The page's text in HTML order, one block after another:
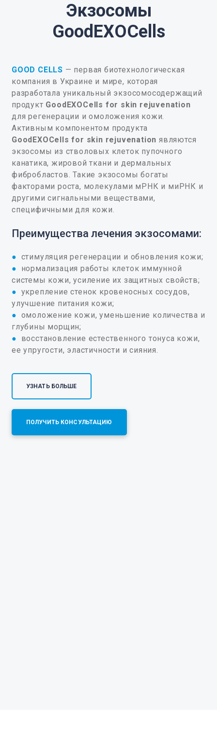
Экзосомы
GoodEXOCells
GOOD CELLS — первая биотехнологическая
компания в Украине и мире, которая
разработала уникальный экзосомосодержащий
продукт GoodEXOCells for skin rejuvenation
для регенерации и омоложения кожи.
Активным компонентом продукта
GoodEXOCells for skin rejuvenation являются
экзосомы из стволовых клеток пупочного
канатика, жировой ткани и дермальных
фибробластов. Такие экзосомы богаты
факторами роста, молекулами мРНК и миРНК и
другими сигнальными веществами,
специфичными для кожи.
Преимущества лечения экзосомами:
● стимуляция регенерации и обновления кожи;
● нормализация работы клеток иммунной
системы кожи, усиление их защитных свойств;
● укрепление стенок кровеносных сосудов,
улучшение питания кожи;
● омоложение кожи, уменьшение количества и
глубины морщин;
● восстановление естественного тонуса кожи,
ее упругости, эластичности и сияния.
УЗНАТЬ БОЛЬШЕ
ПОЛУЧИТЬ КОНСУЛЬТАЦИЮ